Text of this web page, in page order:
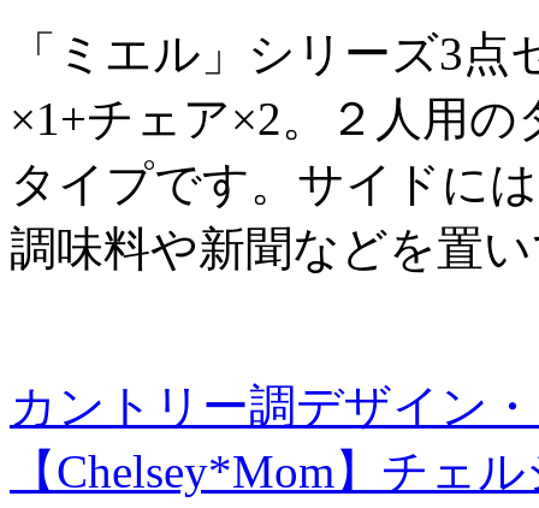
「ミエル」シリーズ3
×1+チェア×2。２人用
タイプです。サイドに
調味料や新聞などを置
カントリー調デザイン
【Chelsey*Mom】チェ